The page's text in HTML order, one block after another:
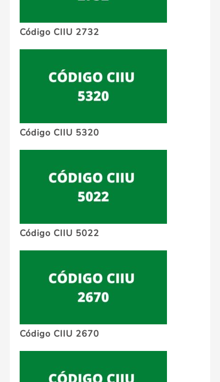
Código CIIU 2732
Código CIIU 5320
Código CIIU 5022
Código CIIU 2670